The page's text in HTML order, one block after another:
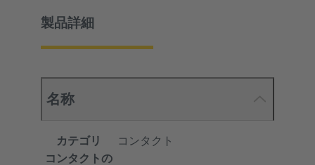
製品詳細
名称
カテゴリ
コンタクト
コンタクトの